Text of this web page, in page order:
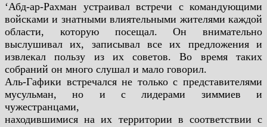
‘Абд-ар-Рахман устраивал встречи с командующими
войсками и знатными влиятельными жителями каждой
области, которую посещал. Он внимательно
выслушивал их, записывал все их предложения и
извлекал пользу из их советов. Во время таких
собраний он много слушал и мало говорил.
Аль-Гафики встречался не только с представителями
мусульман, но и с лидерами зиммиев и
чужестранцами,
находившимися на их территории в соответствии с